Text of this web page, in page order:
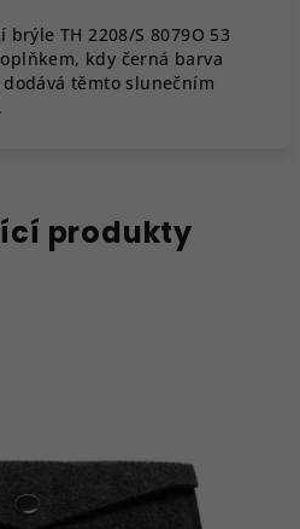
TH 2208/S 8079O 53
kdy černá barva
těmto slunečním
produkty